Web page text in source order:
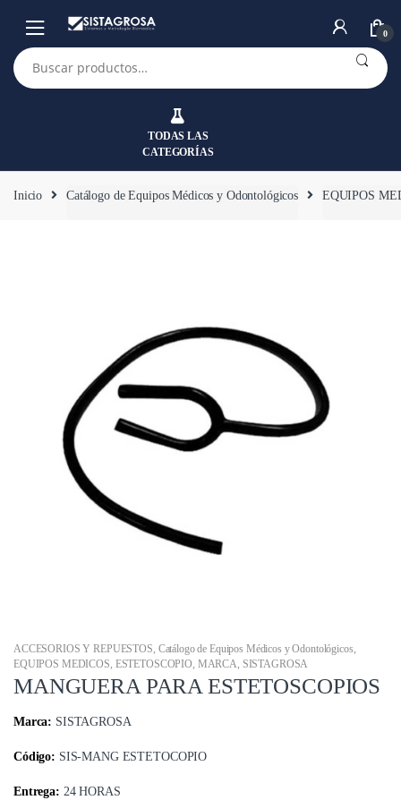
navegación
contenido
0
Buscar
por:
TODAS LAS
CATEGORÍAS
Inicio Catálogo de Equipos Médicos y Odontológicos EQUIPOS
ACCESORIOS Y REPUESTOS, Catálogo de Equipos Médicos y Odontológicos,
EQUIPOS MEDICOS, ESTETOSCOPIO, MARCA, SISTAGROSA
MANGUERA PARA ESTETOSCOPIOS
Marca: SISTAGROSA
Código: SIS-MANG ESTETOCOPIO
Entrega: 24 HORAS